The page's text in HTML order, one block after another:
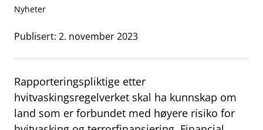
Aktuelt
Finanstilsynets registre
businessOm Finanstilsynet
mail_outlineKontakt oss
Nyheter
Publisert: 2. november 2023
Rapporteringspliktige etter
hvitvaskingsregelverket skal ha kunnskap om
land som er forbundet med høyere risiko for